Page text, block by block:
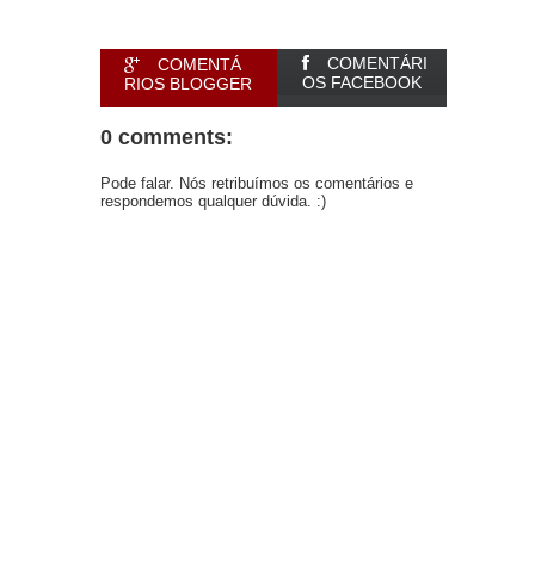
COMENTÁ
RIOS BLOGGER
COMENTÁRI
OS FACEBOOK
0 comments:
Pode falar. Nós retribuímos os comentários e
respondemos qualquer dúvida. :)